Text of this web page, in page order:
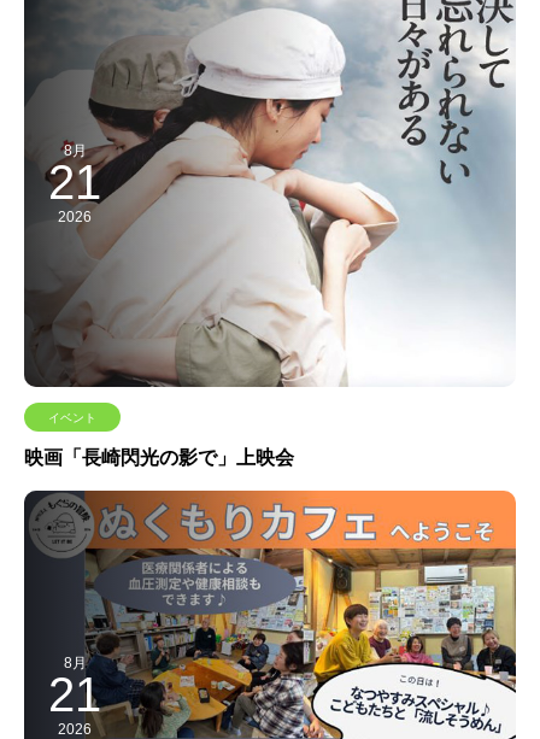
8月
21
2026
イベント
映画「長崎閃光の影で」上映会
8月
21
2026